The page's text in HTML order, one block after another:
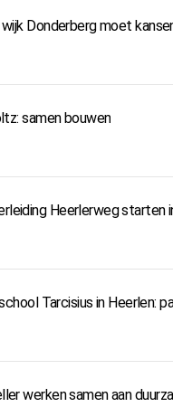
Donderberg moet
samen bouwen
Heerlerweg starten
Tarcisius in Heerlen:
werken samen aan